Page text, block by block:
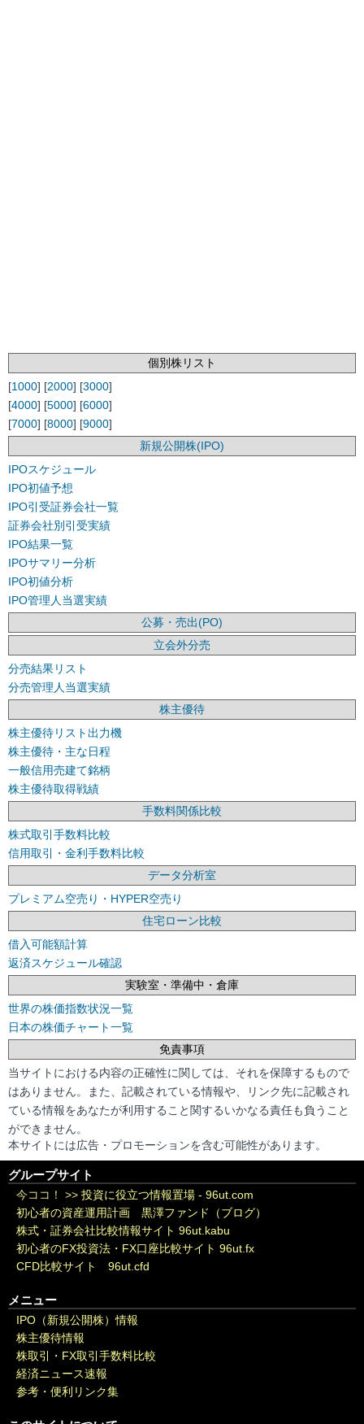
個別株リスト
[1000] [2000] [3000]
[4000] [5000] [6000]
[7000] [8000] [9000]
新規公開株(IPO)
IPOスケジュール
IPO初値予想
IPO引受証券会社一覧
証券会社別引受実績
IPO結果一覧
IPOサマリー分析
IPO初値分析
IPO管理人当選実績
公募・売出(PO)
立会外分売
分売結果リスト
分売管理人当選実績
株主優待
株主優待リスト出力機
株主優待・主な日程
一般信用売建て銘柄
株主優待取得戦績
手数料関係比較
株式取引手数料比較
信用取引・金利手数料比較
データ分析室
プレミアム空売り・HYPER空売り
住宅ローン比較
借入可能額計算
返済スケジュール確認
実験室・準備中・倉庫
世界の株価指数状況一覧
日本の株価チャート一覧
免責事項
当サイトにおける内容の正確性に関しては、それを保障するもので
はありません。また、記載されている情報や、リンク先に記載され
ている情報をあなたが利用すること関するいかなる責任も負うこと
ができません。
本サイトには広告・プロモーションを含む可能性があります。
グループサイト
今ココ！ >> 投資に役立つ情報置場 - 96ut.com
初心者の資産運用計画 黒澤ファンド（ブログ）
株式・証券会社比較情報サイト 96ut.kabu
初心者のFX投資法・FX口座比較サイト 96ut.fx
CFD比較サイト 96ut.cfd
メニュー
IPO（新規公開株）情報
株主優待情報
株取引・FX取引手数料比較
経済ニュース速報
参考・便利リンク集